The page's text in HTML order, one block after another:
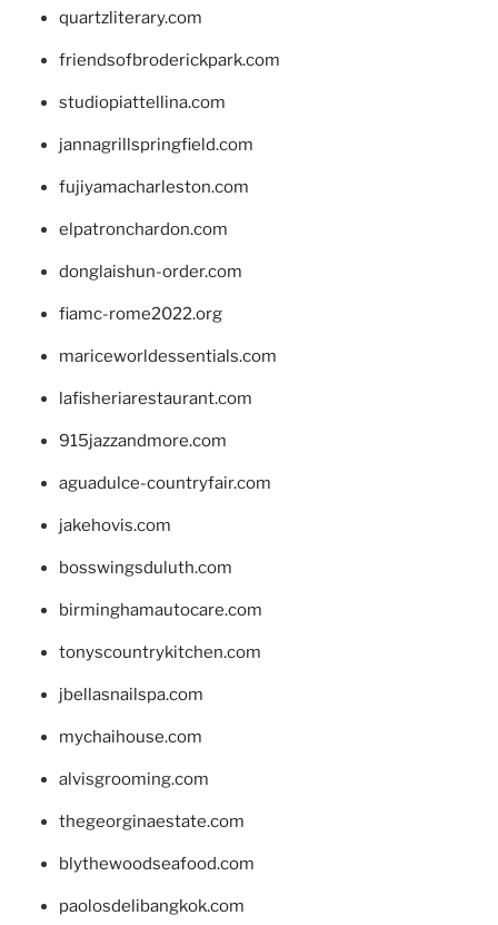
quartzliterary.com
friendsofbroderickpark.com
studiopiattellina.com
jannagrillspringfield.com
fujiyamacharleston.com
elpatronchardon.com
donglaishun-order.com
fiamc-rome2022.org
mariceworldessentials.com
lafisheriarestaurant.com
915jazzandmore.com
aguadulce-countryfair.com
jakehovis.com
bosswingsduluth.com
birminghamautocare.com
tonyscountrykitchen.com
jbellasnailspa.com
mychaihouse.com
alvisgrooming.com
thegeorginaestate.com
blythewoodseafood.com
paolosdelibangkok.com